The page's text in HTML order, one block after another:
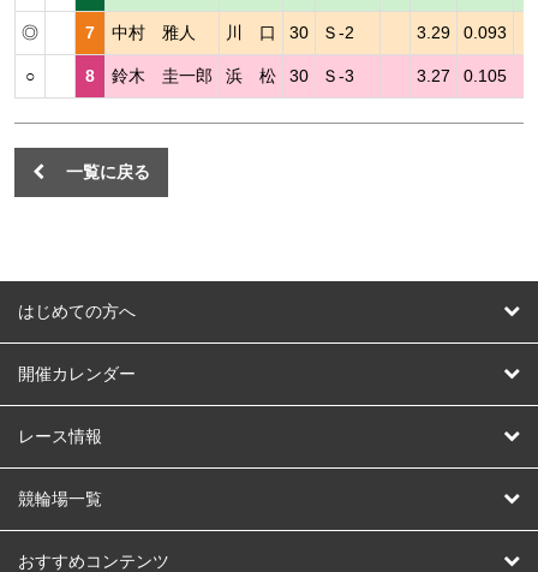
◎ 7 中村 雅人 川 口 30 Ｓ-2 3.29 0.093
○ 8 鈴木 圭一郎 浜 松 30 Ｓ-3 3.27 0.105
一覧に戻る
はじめての方へ
はじめての方へ
開催カレンダー
競輪
オートレース
競輪くじ
レース情報
レース予想
レース結果
競輪場一覧
北日本 函館競輪場
おすすめコンテンツ